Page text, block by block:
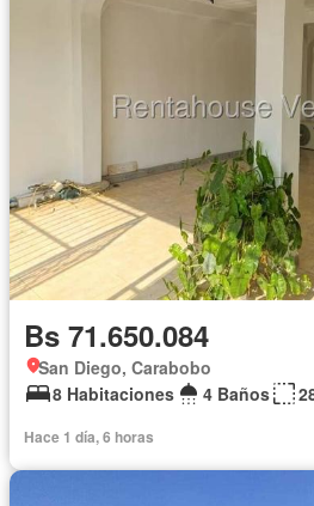
Bs 71.650.084
San Diego, Carabobo
8 Habitaciones
4 Baños
Hace 1 día, 6 horas